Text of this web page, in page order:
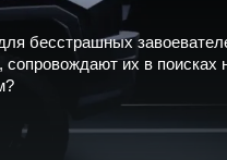
бесстрашных
сопровождают их в поисках